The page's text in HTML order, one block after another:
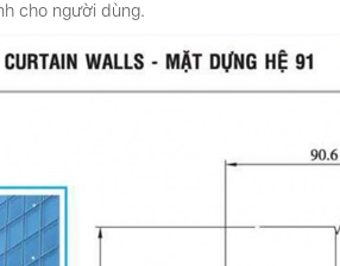
cho người dùng.